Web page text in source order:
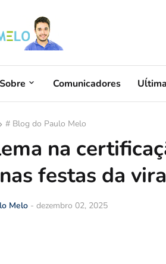
Sobre Comunicadores
# Blog do Paulo Melo
na
festas da
Melo - dezembro 02, 2025